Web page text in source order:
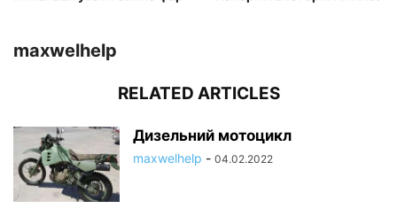
maxwelhelp
RELATED ARTICLES
Дизельний мотоцикл
maxwelhelp - 04.02.2022